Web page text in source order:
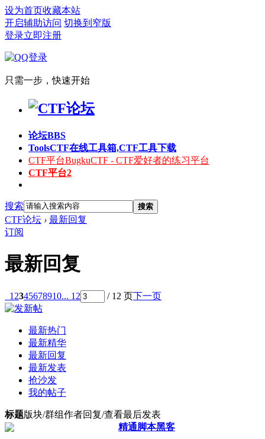
设为首页收藏本站
开启辅助访问 切换到窄版
登录立即注册
只需一步，快速开始
论坛BBS
ToolsCTF在线工具箱,CTF工具下载
CTF平台BugkuCTF - CTF爱好者的练习平台
CTF平台2
搜索 搜索
CTF论坛 › 最新回复
订阅
最新回复
1 2345678910... 12 / 12 页下一页
最新热门
最新精华
最新回复
最新发表
抢沙发
我的帖子
标题版块/群组作者回复/查看最后发表
精通脚本黑客